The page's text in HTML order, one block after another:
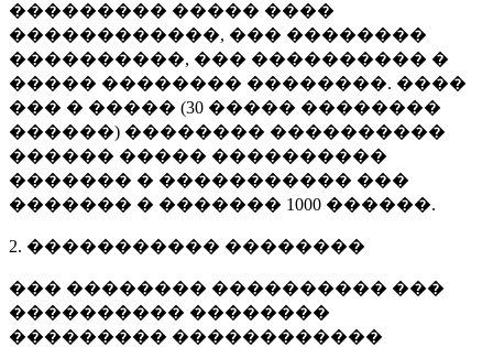
��������� ����� ����
������������, ��� ��������
����������, ��� ���������� �
����� �������� ��������. ����
��� � ����� (30 ����� ��������
������) �������� ����������
������ ����� ����������
������� � ����������� ���
������� � ������� 1000 ������.
2. ����������� ��������
��� �������� ���������� ���
���������� ��������
��������� ������������